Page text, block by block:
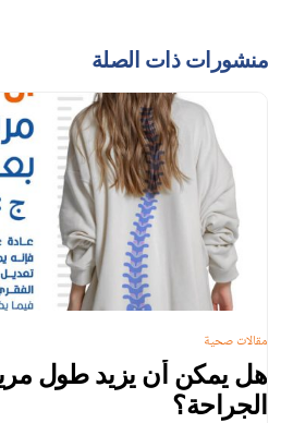
منشورات ذات الصلة
هل يمكن أن يزيد طول
الجراحة؟
مقالات صحية